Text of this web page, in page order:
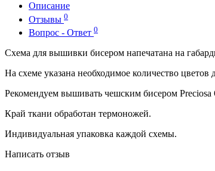
Описание
Отзывы 0
Вопрос - Ответ 0
Схема для вышивки бисером напечатана на
На схеме указана необходимое количество
Рекомендуем вышивать чешским бисером Preciosa
Край ткани обработан термоножей.
Индивидуальная упаковка каждой схемы.
Написать отзыв